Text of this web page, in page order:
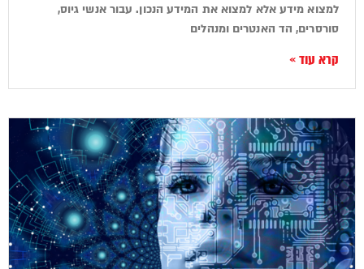
למצוא מידע אלא למצוא את המידע הנכון. עבור אנשי גיוס,
סורסרים, הד האנטרים ומנהלים
קרא עוד »